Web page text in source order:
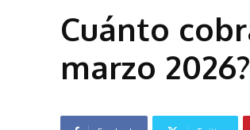
Cuánto
marzo